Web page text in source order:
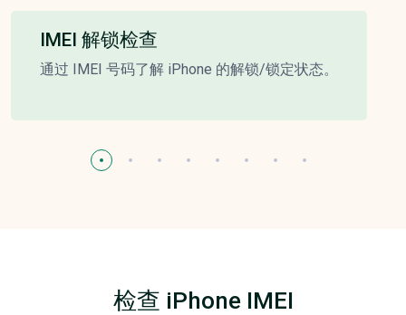
IMEI 解锁检查
通过 IMEI 号码了解 iPhone 的解锁/锁定状态。
检查 iPhone IMEI